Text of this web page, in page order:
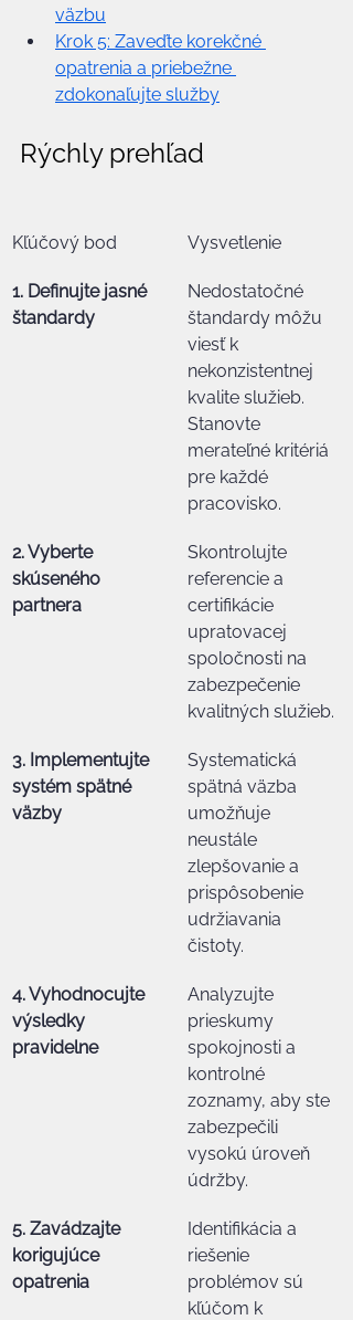
väzbu
Krok 5: Zaveďte korekčné
opatrenia a priebežne
zdokonaľujte služby
Rýchly prehľad
Kľúčový bod Vysvetlenie
1. Definujte jasné
štandardy
Nedostatočné
štandardy môžu
viesť k
nekonzistentnej
kvalite služieb.
Stanovte
merateľné kritériá
pre každé
pracovisko.
2. Vyberte
skúseného
partnera
Skontrolujte
referencie a
certifikácie
upratovacej
spoločnosti na
zabezpečenie
kvalitných služieb.
3. Implementujte
systém spätné
väzby
Systematická
spätná väzba
umožňuje
neustále
zlepšovanie a
prispôsobenie
udržiavania
čistoty.
4. Vyhodnocujte
výsledky
pravidelne
Analyzujte
prieskumy
spokojnosti a
kontrolné
zoznamy, aby ste
zabezpečili
vysokú úroveň
údržby.
5. Zavádzajte
korigujúce
opatrenia
Identifikácia a
riešenie
problémov sú
kľúčom k